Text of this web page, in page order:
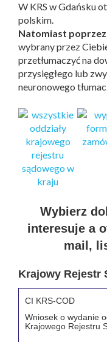
W KRS w Gdańsku
polskim.
Natomiast poprzez
wybrany przez
przetłumaczyć na
przysięgłego lub
neuronowego
Wybierz
interesuje a
mail,
Krajowy Rejestr
CI KRS-COD
Wniosek o wydanie
Krajowego Rejestru